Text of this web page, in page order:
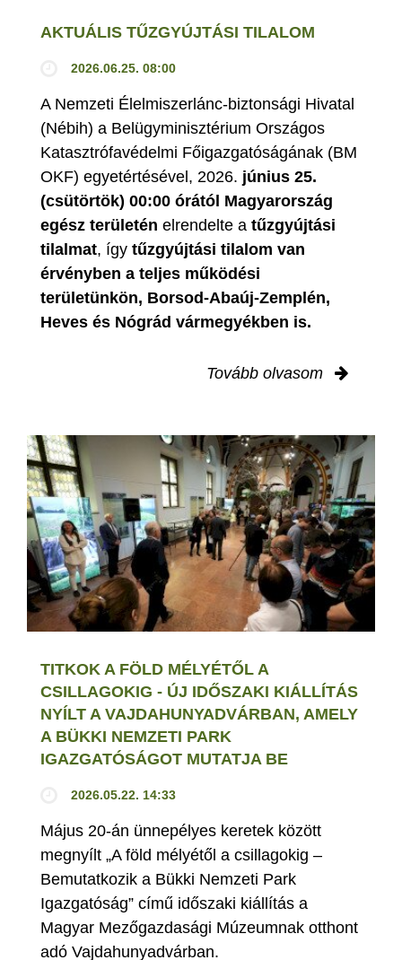
AKTUÁLIS TŰZGYÚJTÁSI TILALOM
2026.06.25. 08:00
A Nemzeti Élelmiszerlánc-biztonsági Hivatal
(Nébih) a Belügyminisztérium Országos
Katasztrófavédelmi Főigazgatóságának (BM
OKF) egyetértésével, 2026. június 25.
(csütörtök) 00:00 órától Magyarország
egész területén elrendelte a tűzgyújtási
tilalmat, így tűzgyújtási tilalom van
érvényben a teljes működési
területünkön, Borsod-Abaúj-Zemplén,
Heves és Nógrád vármegyékben is.
Tovább olvasom
TITKOK A FÖLD MÉLYÉTŐL A
CSILLAGOKIG - ÚJ IDŐSZAKI KIÁLLÍTÁS
NYÍLT A VAJDAHUNYADVÁRBAN, AMELY
A BÜKKI NEMZETI PARK
IGAZGATÓSÁGOT MUTATJA BE
2026.05.22. 14:33
Május 20-án ünnepélyes keretek között
megnyílt „A föld mélyétől a csillagokig –
Bemutatkozik a Bükki Nemzeti Park
Igazgatóság” című időszaki kiállítás a
Magyar Mezőgazdasági Múzeumnak otthont
adó Vajdahunyadvárban.